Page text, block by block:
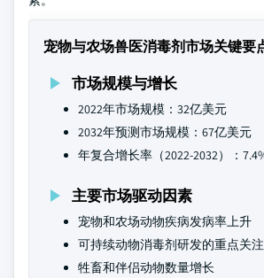
宠物与农场兽医消毒剂市场关键要
市场规模与增长
2022年市场规模：32亿美元
2032年预测市场规模：67亿美元
年复合增长率（2022-2032）：
主要市场驱动因素
宠物和农场动物疾病发病率上升
可持续动物消毒剂研发的重点关注
牲畜和伴侣动物数量增长